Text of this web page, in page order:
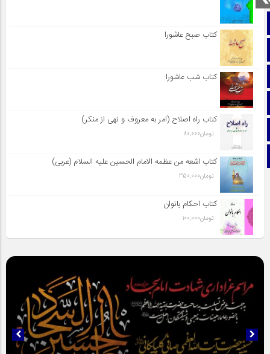
صفحه نخست
تماس با ما
آپارات
اینستاگرام
تلگرام
کتاب صبح عاشورا
کتاب شب عاشورا
کتاب راه اصلاح (امر به معروف و نهی از منکر)
تومان80,000
کتاب اشعه من عظمه الامام الحسین علیه السلام (عربی)
تومان350,000
کتاب احکام بانوان
تومان100,000